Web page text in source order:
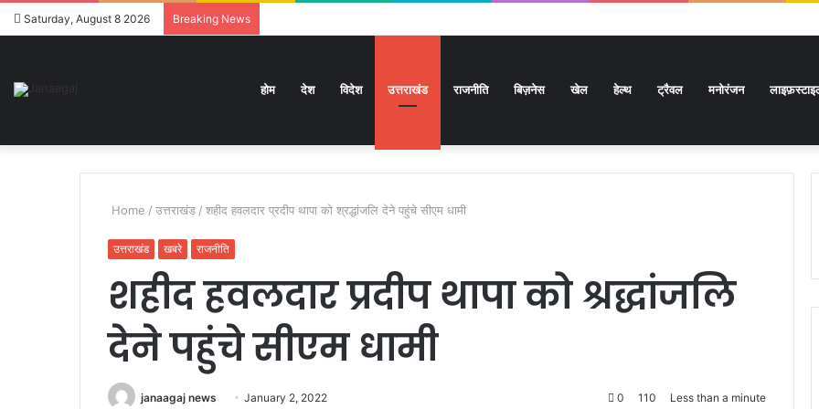
Saturday, August 8 2026 Breaking News
होम देश विदेश उत्तराखंड राजनीति बिज़नेस खेल हेल्थ ट्रैवल मनोरंजन
Home / उत्तराखंड / शहीद हवलदार प्रदीप थापा को श्रद्धांजलि देने पहुंचे सीएम धामी
उत्तराखंड खबरे राजनीति
शहीद हवलदार प्रदीप थापा को श्रद्धांजलि
देने पहुंचे सीएम धामी
janaagaj news
SendJanuary 2, 2022 0 110 Less than a minute